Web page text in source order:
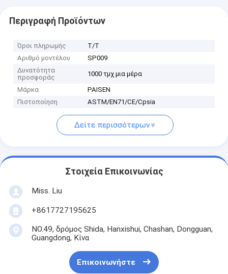
Περιγραφή Προϊόντων
Όροι πληρωμής
T/T
Αριθμό μοντέλου
SP009
Δυνατότητα
προσφοράς
1000 τμχ μια μέρα
Μάρκα
PAISEN
Πιστοποίηση
ASTM/EN71/CE/Cpsia
Δείτε περισσότερων
Στοιχεία Επικοινωνίας
Miss. Liu
+8617727195625
NO.49, δρόμος Shida, Hanxishui, Chashan, Dongguan,
Guangdong, Κίνα
Επικοινωνήστε